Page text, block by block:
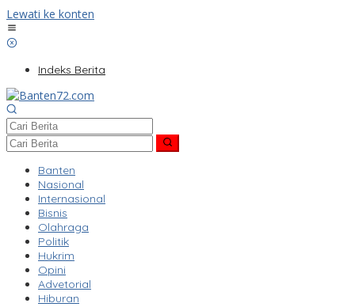
Lewati ke konten
Indeks Berita
Banten
Nasional
Internasional
Bisnis
Olahraga
Politik
Hukrim
Opini
Advetorial
Hiburan